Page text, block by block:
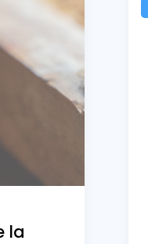
la